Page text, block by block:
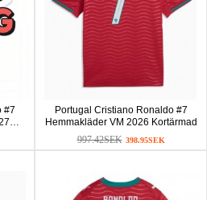
#7
Portugal Cristiano Ronaldo #7
Hemmakläder VM 2026 Kortärmad
997.42SEK 398.95SEK